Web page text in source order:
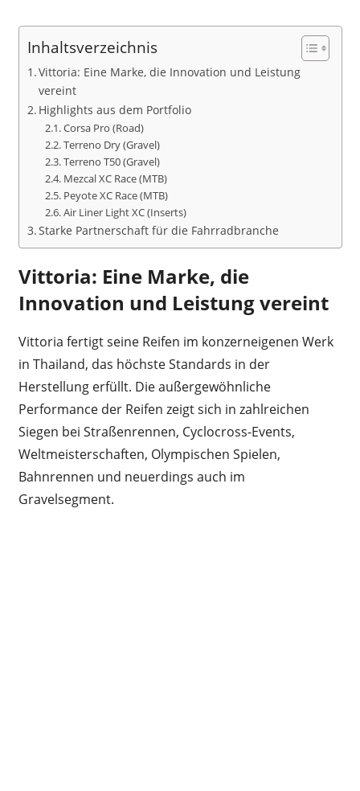
Inhaltsverzeichnis
Vittoria: Eine Marke, die Innovation und Leistung
vereint
Highlights aus dem Portfolio
Corsa Pro (Road)
Terreno Dry (Gravel)
Terreno T50 (Gravel)
Mezcal XC Race (MTB)
Peyote XC Race (MTB)
Air Liner Light XC (Inserts)
Starke Partnerschaft für die Fahrradbranche
Vittoria: Eine Marke, die
Innovation und Leistung vereint
Vittoria fertigt seine Reifen im konzerneigenen Werk
in Thailand, das höchste Standards in der
Herstellung erfüllt. Die außergewöhnliche
Performance der Reifen zeigt sich in zahlreichen
Siegen bei Straßenrennen, Cyclocross-Events,
Weltmeisterschaften, Olympischen Spielen,
Bahnrennen und neuerdings auch im
Gravelsegment.